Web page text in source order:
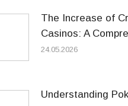
The Increase of
Casinos: A
24.05.2026
Understanding